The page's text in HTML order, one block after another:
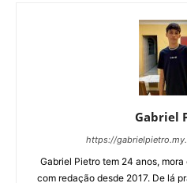
Gabriel
https://
Gabriel Pietro tem 24 anos,
com redação desde 2017. De lá